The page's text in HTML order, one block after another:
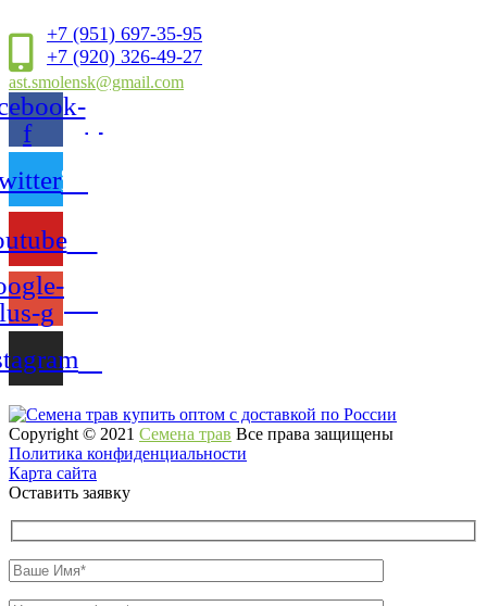
+7 (951) 697-35-95
+7 (920) 326-49-27
ast.smolensk@gmail.com
f
g
Copyright © 2021 Семена трав Все права защищены
Политика конфиденциальности
Карта сайта
Оставить заявку